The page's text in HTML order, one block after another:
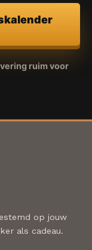
ruim voor
op jouw
als cadeau.